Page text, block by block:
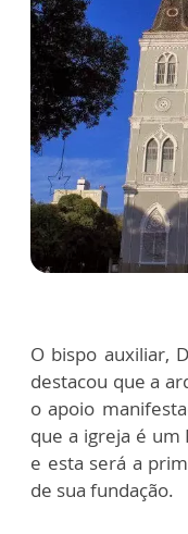
O bispo auxiliar,
destacou que a
o apoio
que a igreja é um
e esta será a
de sua fundação.